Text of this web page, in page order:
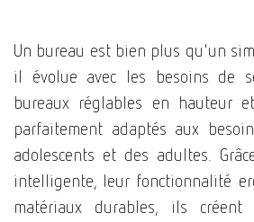
Un bureau est bien plus qu'un
il évolue avec les besoins de
bureaux réglables en hauteur
parfaitement adaptés aux
adolescents et des adultes.
intelligente, leur fonctionnalité
matériaux durables, ils créent